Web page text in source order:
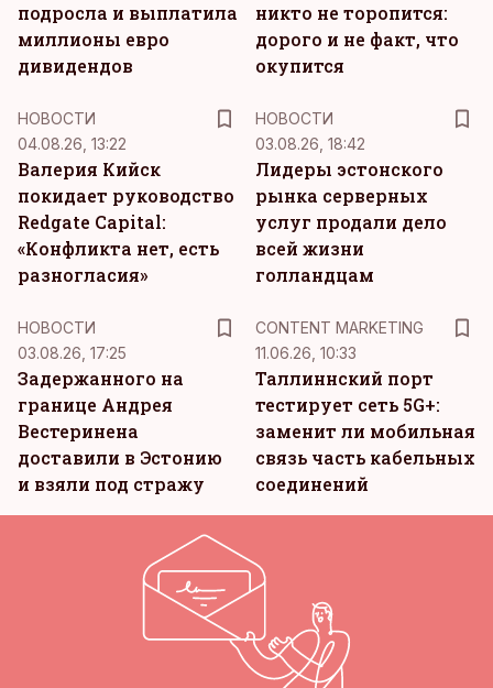
подросла и выплатила
миллионы евро
дивидендов
никто не торопится:
дорого и не факт, что
окупится
НОВОСТИ
04.08.26, 13:22
Валерия Кийск
покидает руководство
Redgate Capital:
«Конфликта нет, есть
разногласия»
НОВОСТИ
03.08.26, 18:42
Лидеры эстонского
рынка серверных
услуг продали дело
всей жизни
голландцам
НОВОСТИ
03.08.26, 17:25
Задержанного на
границе Андрея
Вестеринена
доставили в Эстонию
и взяли под стражу
CONTENT MARKETING
11.06.26, 10:33
Таллиннский порт
тестирует сеть 5G+:
заменит ли мобильная
связь часть кабельных
соединений